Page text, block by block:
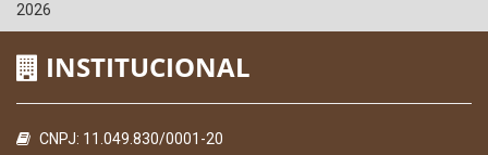
2026
INSTITUCIONAL
CNPJ: 11.049.830/0001-20